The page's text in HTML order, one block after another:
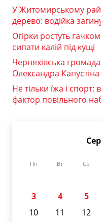
У Житомирському
дерево: водійка
Огірки ростуть
сипати калій під кущі
Черняхівська
Олександра Капустіна
Не тільки їжа і
фактор повільного
Пн Вт Ср
3
4 5
10
11 12